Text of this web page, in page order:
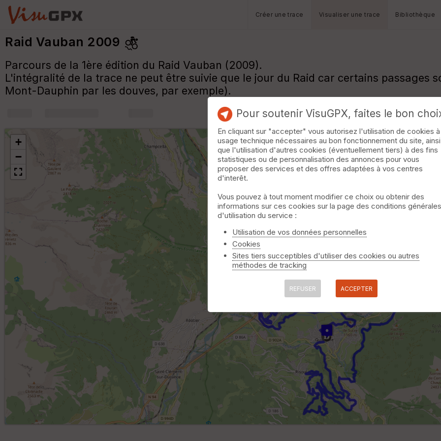
Créer une trace Visualiser une trace Bibliothèque
Raid Vauban 2009
Parcours de la 1ère édition du Raid Vauban (2009).
L'intégralité de la trace ne peut être suivie que le jour du Raid car certains passages
Mont-Dauphin par les douves, par exemple).
+
−
Pour soutenir VisuGPX, faites le bon
En cliquant sur "accepter" vous autorisez l'utilisation de cookies à
usage technique nécessaires au bon fonctionnement du site, ainsi
que l'utilisation d'autres cookies (éventuellement tiers) à des fins
statistiques ou de personnalisation des annonces pour vous
proposer des services et des offres adaptées à vos centres
d'interêt.
Vous pouvez à tout moment modifier ce choix ou obtenir des
informations sur ces cookies sur la page des conditions générales
d'utilisation du service :
Utilisation de vos données personnelles
Cookies
Sites tiers succeptibles d'utiliser des cookies ou autres
méthodes de tracking
REFUSER ACCEPTER